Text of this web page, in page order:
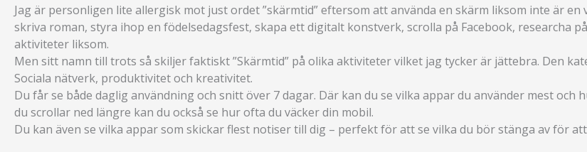
Jag är personligen lite allergisk mot just ordet ”skärmtid” eftersom att använda en skärm liksom inte är
skriva roman, styra ihop en födelsedagsfest, skapa ett digitalt konstverk, scrolla på Facebook, researcha
aktiviteter liksom.
Men sitt namn till trots så skiljer faktiskt ”Skärmtid” på olika aktiviteter vilket jag tycker är jättebra. Den
Sociala nätverk, produktivitet och kreativitet.
Du får se både daglig användning och snitt över 7 dagar. Där kan du se vilka appar du använder mest och
du scrollar ned längre kan du också se hur ofta du väcker din mobil.
Du kan även se vilka appar som skickar flest notiser till dig – perfekt för att se vilka du bör stänga av för